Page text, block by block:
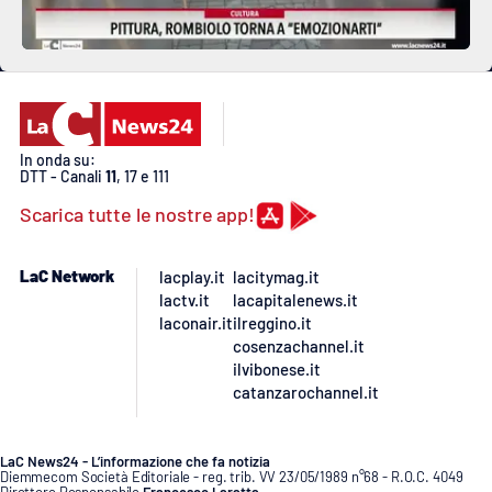
In onda su:
DTT - Canali 11, 17 e 111
Scarica tutte le nostre app!
LaC Network
lacplay.it
lactv.it
laconair.it
lacitymag.it
lacapitalenews.it
ilreggino.it
cosenzachannel.it
ilvibonese.it
catanzarochannel.it
LaC News24 - L’informazione che fa notizia
Diemmecom Società Editoriale - reg. trib. VV 23/05/1989 n°68 - R.O.C. 4049